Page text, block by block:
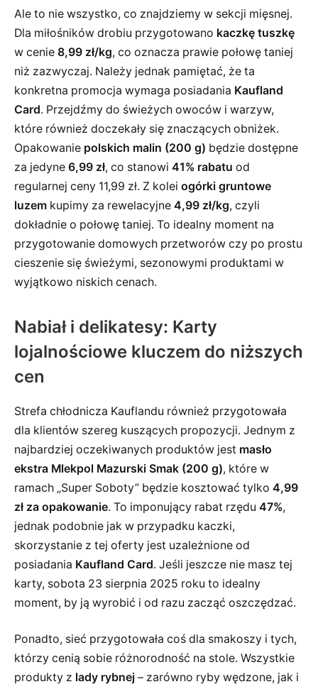
Ale to nie wszystko, co znajdziemy w sekcji mięsnej.
Dla miłośników drobiu przygotowano kaczkę tuszkę
w cenie 8,99 zł/kg, co oznacza prawie połowę taniej
niż zazwyczaj. Należy jednak pamiętać, że ta
konkretna promocja wymaga posiadania Kaufland
Card. Przejdźmy do świeżych owoców i warzyw,
które również doczekały się znaczących obniżek.
Opakowanie polskich malin (200 g) będzie dostępne
za jedyne 6,99 zł, co stanowi 41% rabatu od
regularnej ceny 11,99 zł. Z kolei ogórki gruntowe
luzem kupimy za rewelacyjne 4,99 zł/kg, czyli
dokładnie o połowę taniej. To idealny moment na
przygotowanie domowych przetworów czy po prostu
cieszenie się świeżymi, sezonowymi produktami w
wyjątkowo niskich cenach.
Nabiał i delikatesy: Karty
lojalnościowe kluczem do niższych
cen
Strefa chłodnicza Kauflandu również przygotowała
dla klientów szereg kuszących propozycji. Jednym z
najbardziej oczekiwanych produktów jest masło
ekstra Mlekpol Mazurski Smak (200 g), które w
ramach „Super Soboty” będzie kosztować tylko 4,99
zł za opakowanie. To imponujący rabat rzędu 47%,
jednak podobnie jak w przypadku kaczki,
skorzystanie z tej oferty jest uzależnione od
posiadania Kaufland Card. Jeśli jeszcze nie masz tej
karty, sobota 23 sierpnia 2025 roku to idealny
moment, by ją wyrobić i od razu zacząć oszczędzać.
Ponadto, sieć przygotowała coś dla smakoszy i tych,
którzy cenią sobie różnorodność na stole. Wszystkie
produkty z lady rybnej – zarówno ryby wędzone, jak i